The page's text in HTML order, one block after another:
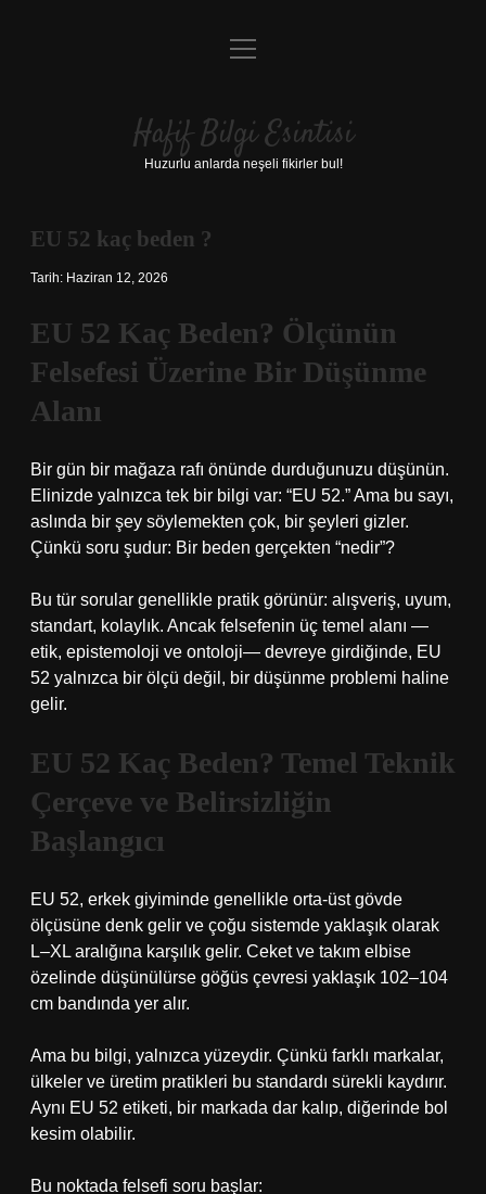
Anasayfa
Yasal Uyarı
menüyü
Hafif Bilgi Esintisi
Huzurlu anlarda neşeli fikirler bul!
EU 52 kaç beden ?
Tarih: Haziran 12, 2026
EU 52 Kaç Beden? Ölçünün
Felsefesi Üzerine Bir Düşünme
Alanı
Bir gün bir mağaza rafı önünde durduğunuzu düşünün.
Elinizde yalnızca tek bir bilgi var: “EU 52.” Ama bu sayı,
aslında bir şey söylemekten çok, bir şeyleri gizler.
Çünkü soru şudur: Bir beden gerçekten “nedir”?
Bu tür sorular genellikle pratik görünür: alışveriş, uyum,
standart, kolaylık. Ancak felsefenin üç temel alanı —
etik, epistemoloji ve ontoloji— devreye girdiğinde, EU
52 yalnızca bir ölçü değil, bir düşünme problemi haline
gelir.
EU 52 Kaç Beden? Temel Teknik
Çerçeve ve Belirsizliğin
Başlangıcı
EU 52, erkek giyiminde genellikle orta-üst gövde
ölçüsüne denk gelir ve çoğu sistemde yaklaşık olarak
L–XL aralığına karşılık gelir. Ceket ve takım elbise
özelinde düşünülürse göğüs çevresi yaklaşık 102–104
cm bandında yer alır.
Ama bu bilgi, yalnızca yüzeydir. Çünkü farklı markalar,
ülkeler ve üretim pratikleri bu standardı sürekli kaydırır.
Aynı EU 52 etiketi, bir markada dar kalıp, diğerinde bol
kesim olabilir.
Bu noktada felsefi soru başlar: